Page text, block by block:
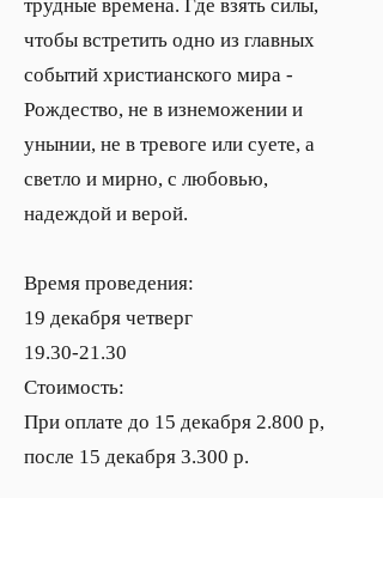
трудные времена. Где взять силы,
чтобы встретить одно из главных
событий христианского мира -
Рождество, не в изнеможении и
унынии, не в тревоге или суете, а
светло и мирно, с любовью,
надеждой и верой.
Время проведения:
19 декабря четверг
19.30-21.30
Стоимость:
При оплате до 15 декабря 2.800 р,
после 15 декабря 3.300 р.